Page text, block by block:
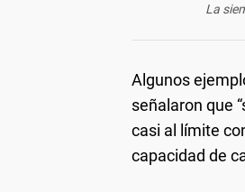
La
Algunos
señalaron que
casi al límite
capacidad de